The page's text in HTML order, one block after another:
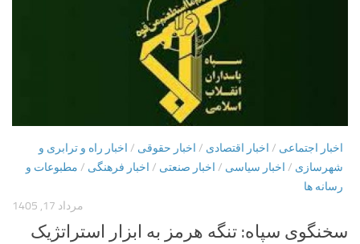
اخبار اجتماعی / اخبار اقتصادی / اخبار حقوقی / اخبار راه و ترابری و
شهرسازی / اخبار سیاسی / اخبار صنعتی / اخبار فرهنگی / مطبوعات و
رسانه ها
مرداد 17, 1405
سخنگوی سپاه: تنگه هرمز به ابزار استراتژیک